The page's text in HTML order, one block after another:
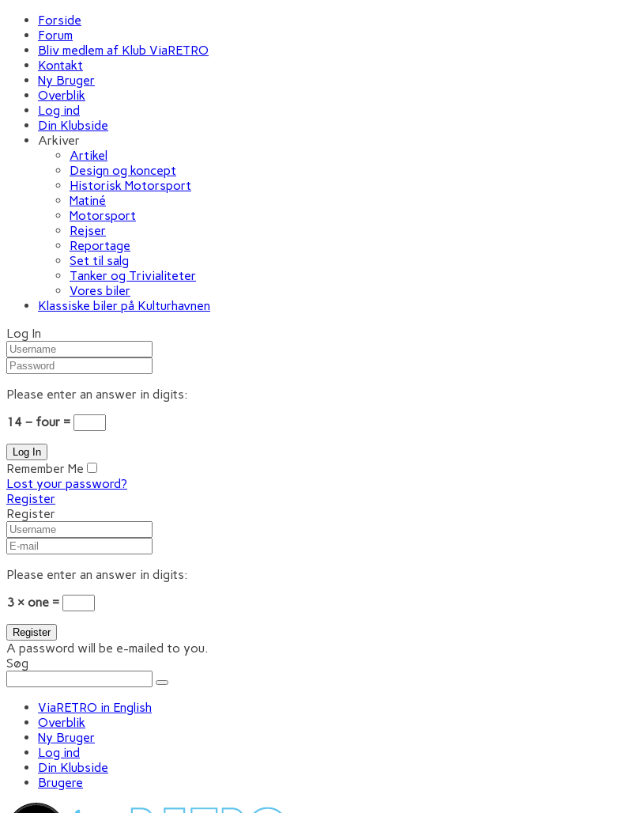
Forside
Forum
Bliv medlem af Klub ViaRETRO
Kontakt
Ny Bruger
Overblik
Log ind
Din Klubside
Arkiver
Artikel
Design og koncept
Historisk Motorsport
Matiné
Motorsport
Rejser
Reportage
Set til salg
Tanker og Trivialiteter
Vores biler
Klassiske biler på Kulturhavnen
Log In
Please enter an answer in digits:
14 − four =
Remember Me
Lost your password?
Register
Register
Please enter an answer in digits:
3 × one =
A password will be e-mailed to you.
Søg
ViaRETRO in English
Overblik
Ny Bruger
Log ind
Din Klubside
Brugere